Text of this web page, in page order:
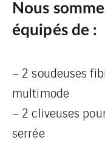
Nous
équipés de :
– 2 soudeuses
multimode
– 2 cliveuses
serrée